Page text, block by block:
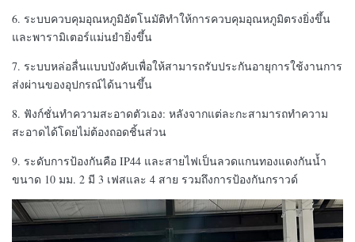
6. ระบบควบคุมอุณหภูมิอัตโนมัติทำให้การควบคุมอุณหภูมิตรงยิ่งขึ้น
และพารามิเตอร์แม่นยำยิ่งขึ้น
7. ระบบหล่อลื่นแบบบังคับเพื่อให้สามารถรับประกันอายุการใช้งานการ
ส่งผ่านของอุปกรณ์ได้นานขึ้น
8. ฟังก์ชั่นทำความสะอาดตัวเอง: หลังจากแต่ละกะสามารถทำความ
สะอาดได้โดยไม่ต้องถอดชิ้นส่วน
9. ระดับการป้องกันคือ IP44 และสายไฟเป็นลวดแกนทองแดงกันน้ำ
ขนาด 10 มม. 2 มี 3 เฟสและ 4 สาย รวมถึงการป้องกันกราวด์